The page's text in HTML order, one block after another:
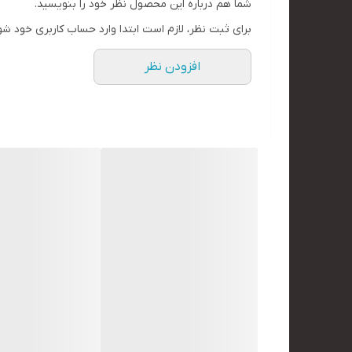
شما هم درباره این محصول نظر خود را بنویسید.
برای ثبت نظر، لازم است ابتدا وارد حساب کاربری خود
افزودن نظر